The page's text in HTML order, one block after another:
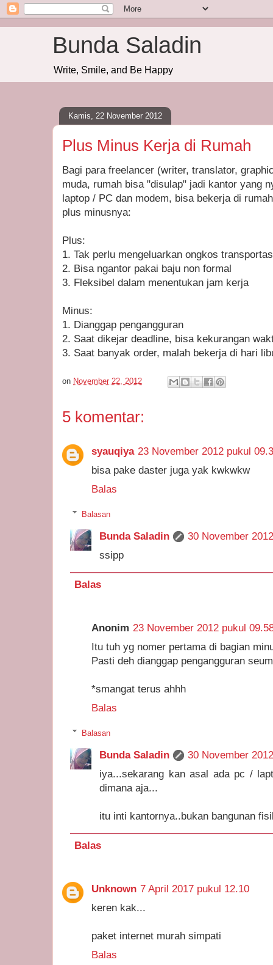
Bunda Saladin
Write, Smile, and Be Happy
Kamis, 22 November 2012
Plus Minus Kerja di Rumah
Bagi para freelancer (writer, translator,
muda, rumah bisa "disulap" jadi kantor yang
laptop / PC dan modem, bisa bekerja di
plus minusnya:
Plus:
1. Tak perlu mengeluarkan ongkos
2. Bisa ngantor pakai baju non formal
3. Fleksibel dalam menentukan jam kerja
Minus:
1. Dianggap pengangguran
2. Saat dikejar deadline, bisa kekurangan
3. Saat banyak order, malah bekerja di hari
on November 22, 2012
5 komentar:
syauqiya 23 November 2012 pukul
bisa pake daster juga yak kwkwkw
Balas
Balasan
Bunda Saladin
30 November
ssipp
Balas
Anonim 23 November 2012 pukul
Itu tuh yg nomer pertama di bagian
Pasti deh dianggap pengangguran
*smangat terus ahhh
Balas
Balasan
Bunda Saladin
30 November
iya...sekarang kan asal ada pc /
dimana aja...
itu inti kantornya..bukan bangunan
Balas
Unknown 7 April 2017 pukul 12.10
keren kak...
paket internet murah simpati
Balas